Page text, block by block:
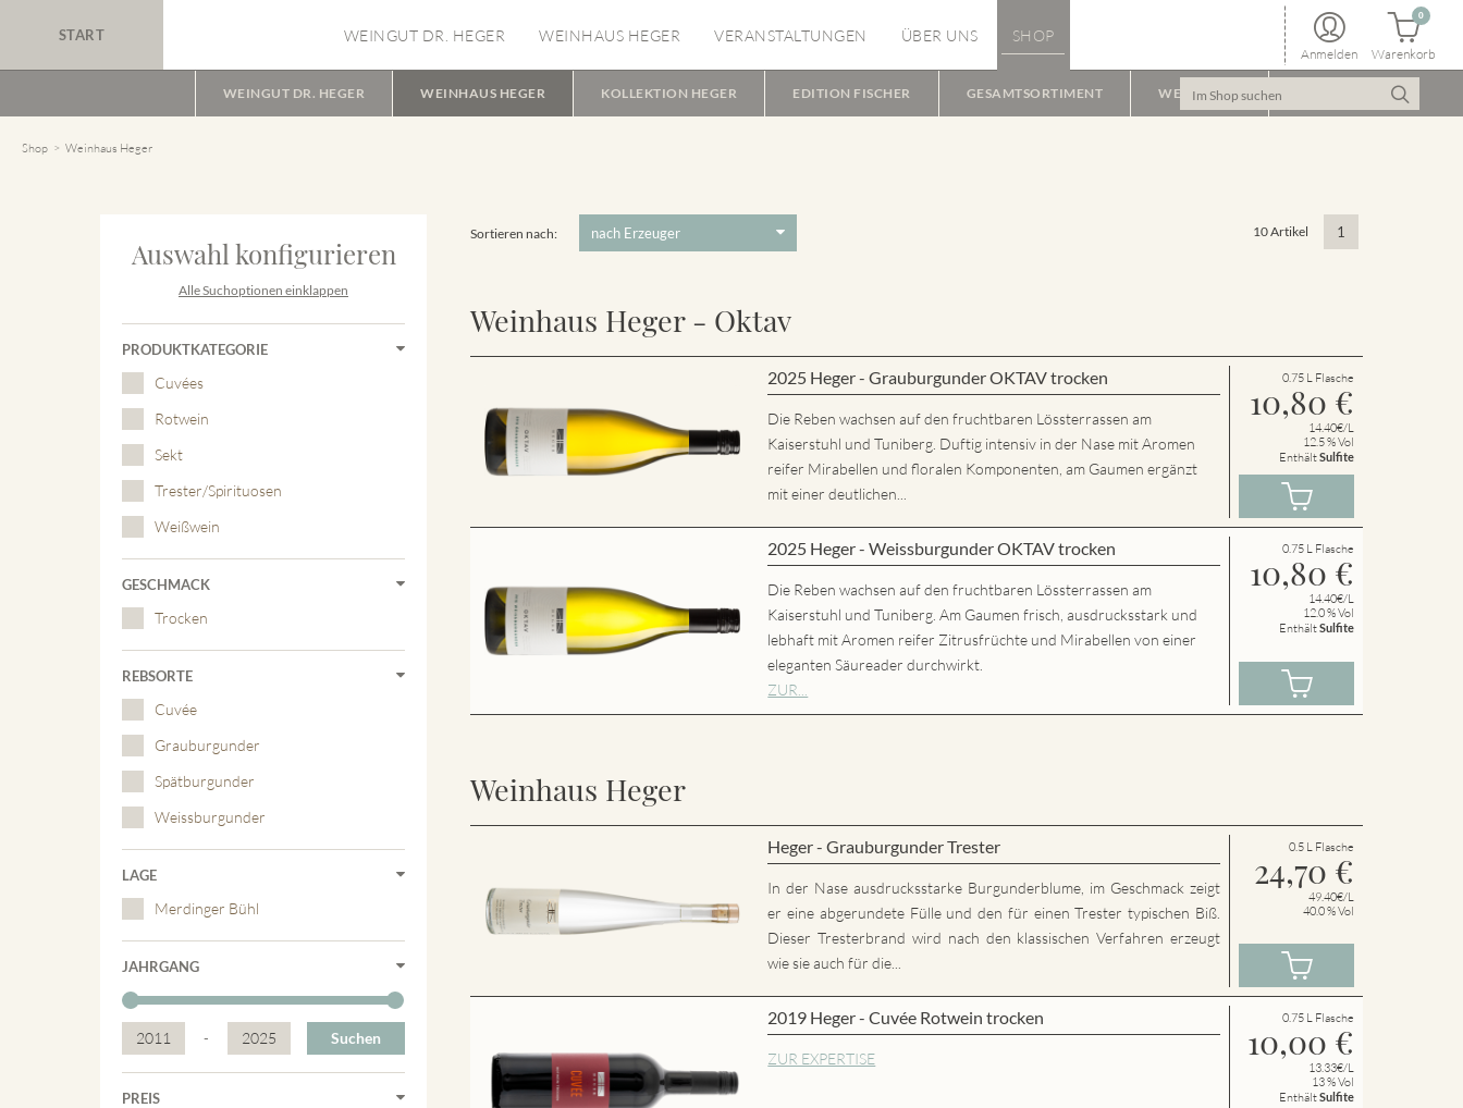
START WEINGUT DR. HEGER WEINHAUS HEGER VERANSTALTUNGEN ÜBER UNS SHOP
Anmelden Warenkorb
0
WEINGUT DR. HEGER WEINHAUS HEGER KOLLEKTION HEGER EDITION FISCHER GESAMTSORTIMENT WEINPAKET
Shop Weinhaus Heger
Auswahl konfigurieren
Alle Suchoptionen einklappen
PRODUKTKATEGORIE
Cuvées
Rotwein
Sekt
Trester/Spirituosen
Weißwein
GESCHMACK
Trocken
REBSORTE
Cuvée
Grauburgunder
Spätburgunder
Weissburgunder
LAGE
Merdinger Bühl
JAHRGANG
2011 - 2025 Suchen
PREIS
Sortieren nach: 10 Artikel 1
Weinhaus Heger - Oktav
2025 Heger - Grauburgunder OKTAV trocken
Die Reben wachsen auf den fruchtbaren Lössterrassen am
Kaiserstuhl und Tuniberg. Duftig intensiv in der Nase mit Aromen
reifer Mirabellen und floralen Komponenten, am Gaumen ergänzt
mit einer deutlichen...
0.75 L Flasche
10,80 €
14.40€/L
12.5 % Vol
EnthältSulfite
2025 Heger - Weissburgunder OKTAV trocken
Die Reben wachsen auf den fruchtbaren Lössterrassen am
Kaiserstuhl und Tuniberg. Am Gaumen frisch, ausdrucksstark und
lebhaft mit Aromen reifer Zitrusfrüchte und Mirabellen von einer
eleganten Säureader durchwirkt.
ZUR...
0.75 L Flasche
10,80 €
14.40€/L
12.0 % Vol
EnthältSulfite
Weinhaus Heger
Heger - Grauburgunder Trester
In der Nase ausdrucksstarke Burgunderblume, im Geschmack zeigt
er eine abgerundete Fülle und den für einen Trester typischen Biß.
Dieser Tresterbrand wird nach den klassischen Verfahren erzeugt
wie sie auch für die...
0.5 L Flasche
24,70 €
49.40€/L
40.0 % Vol
2019 Heger - Cuvée Rotwein trocken
ZUR EXPERTISE
0.75 L Flasche
10,00 €
13.33€/L
13 % Vol
EnthältSulfite